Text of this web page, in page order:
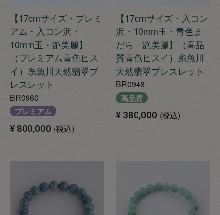
【17cmサイズ・プレミ
アム・入コン沢・
10mm玉・艶美麗】
（プレミアム青色ヒス
イ）糸魚川天然翡翠ブ
レスレット
BR0960
プレミアム
¥ 800,000 税込
【17cmサイズ・入コン
沢・10mm玉・青色ま
だら・艶美麗】（高品
質青色ヒスイ）糸魚川
天然翡翠ブレスレット
BR0948
高品質
¥ 380,000 税込